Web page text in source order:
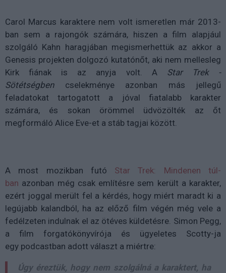
Carol Marcus karaktere nem volt ismeretlen már 2013-
ban sem a rajongók számára, hiszen a film alapjául
szolgáló Kahn haragjában megismerhettük az akkor a
Genesis projekten dolgozó kutatónőt, aki nem mellesleg
Kirk fiának is az anyja volt. A Star Trek -
Sötétségbencselekménye azonban más jellegű
feladatokat tartogatott a jóval fiatalabb karakter
számára, és sokan örömmel üdvözölték az őt
megformáló Alice Eve-et a stáb tagjai között.
A most mozikban futó Star Trek: Mindenen túl-
ban azonban még csak említésre sem került a karakter,
ezért joggal merült fel a kérdés, hogy miért maradt ki a
legújabb kalandból, ha az előző film végén még vele a
fedélzeten indulnak el az ötéves küldetésre. Simon Pegg,
a film forgatókönyvírója és ügyeletes Scotty-ja
egy podcastban adott választ a miértre:
Úgy éreztük, hogy nem szolgálná a karaktert, ha